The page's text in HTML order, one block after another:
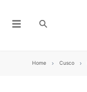
Home Cusco